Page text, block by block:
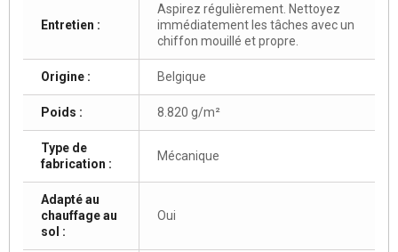
Entretien :
Aspirez régulièrement. Nettoyez
immédiatement les tâches avec un
chiffon mouillé et propre.
Origine : Belgique
Poids : 8.820 g/m²
Type de
fabrication :
Mécanique
Adapté au
chauffage au
sol :
Oui